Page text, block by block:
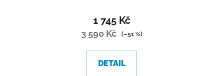
1 745 Kč
3 590 Kč (–51 %)
DETAIL